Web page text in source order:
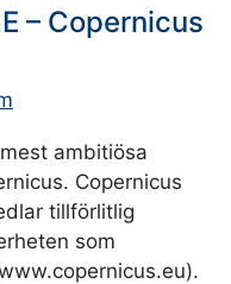
– Copernicus
ambitiösa
Copernicus
tillförlitlig
som